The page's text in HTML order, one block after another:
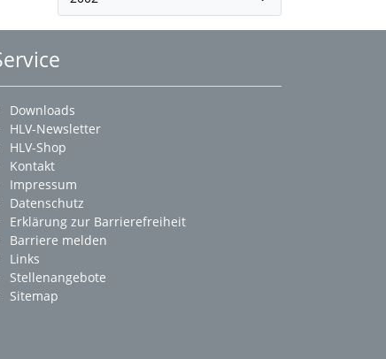
Downloads
HLV-Newsletter
HLV-Shop
Kontakt
Impressum
Datenschutz
Erklärung zur Barrierefreiheit
Barriere melden
Links
Stellenangebote
Sitemap